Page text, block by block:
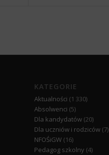
KATEGORIE
Aktualności (1 330)
Absolwenci (5)
Dla kandydatów(20)
Dla uczniów i rodziców(7)
NFOŚiGW(16)
Pedagog szkolny (4)